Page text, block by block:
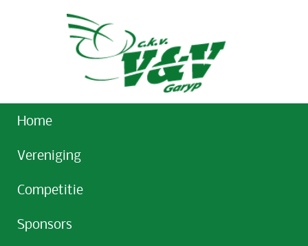
Home
Vereniging
Competitie
Sponsors